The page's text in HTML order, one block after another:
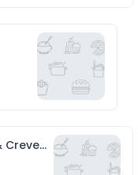
Meefoon Frit avec Boeuf, Oeuf & Crevettes